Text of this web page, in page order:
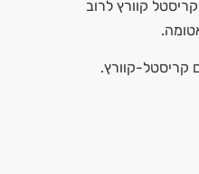
קוורץ לרוב
קריסטל-קוורץ.